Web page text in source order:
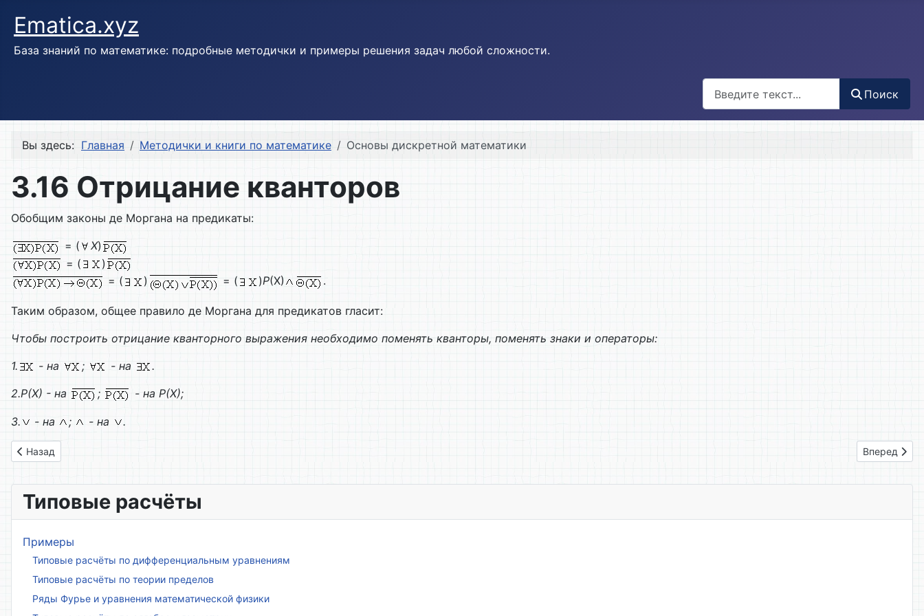
Ematica.xyz
База знаний по математике: подробные методички и примеры решения задач любой сложности.
Поиск
Вы здесь: Главная Методички и книги по математике Основы дискретной математики
3.16 Отрицание кванторов
Обобщим законы де Моргана на предикаты:
= (
Х)
= (
)
= (
) = ( )Р(Х) .
Таким образом, общее правило де Моргана для предикатов гласит:
Чтобы построить отрицание кванторного выражения необходимо поменять кванторы, поменять знаки и операторы:
1.
- на ; - на
.
2.Р(Х) - на ; - на Р(Х);
3. - на ; - на .
Предыдущий: 3.15.2 Смешанные кванторы
Назад Следующий:
Вперед
Типовые расчёты
Примеры
Типовые расчёты по дифференциальным уравнениям
Типовые расчёты по теории пределов
Ряды Фурье и уравнения математической физики